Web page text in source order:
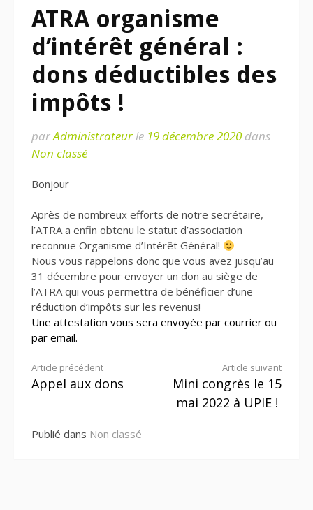
ATRA organisme
d’intérêt général :
dons déductibles des
impôts !
parAdministrateurle 19 décembre 2020 dans
Non classé
Bonjour
Après de nombreux efforts de notre secrétaire,
l’ATRA a enfin obtenu le statut d’association
reconnue Organisme d’Intérêt Général!
Nous vous rappelons donc que vous avez jusqu’au
31 décembre pour envoyer un don au siège de
l’ATRA qui vous permettra de bénéficier d’une
réduction d’impôts sur les revenus!
Une attestation vous sera envoyée par courrier ou
par email.
Lire
la
Article précédent
Appel aux dons
Article suivant
Mini congrès le 15
mai 2022 à UPIE !
Publié dans Non classé